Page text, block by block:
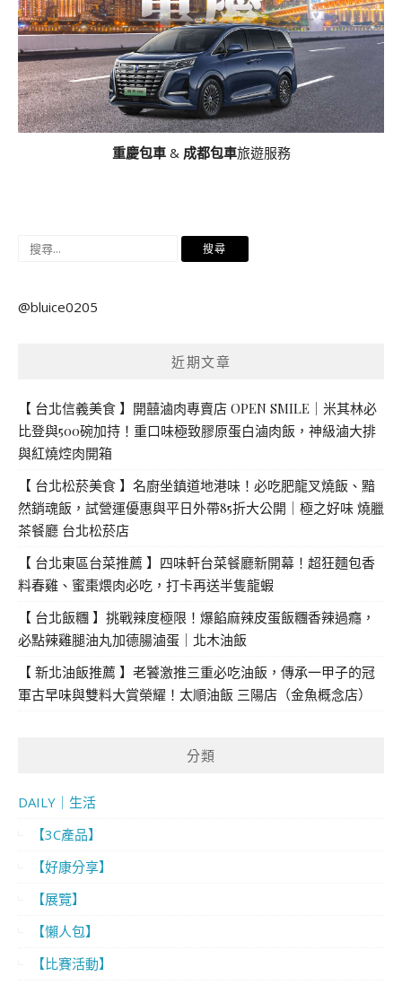
重慶包車& 成都包車旅遊服務
搜
鍵
@bluice0205
近期文章
【 台北信義美食 】開囍滷肉專賣店 OPEN SMILE｜米其林必
比登與500碗加持！重口味極致膠原蛋白滷肉飯，神級滷大排
與紅燒焢肉開箱
【 台北松菸美食 】名廚坐鎮道地港味！必吃肥龍叉燒飯、黯
然銷魂飯，試營運優惠與平日外帶85折大公開｜極之好味 燒臘
茶餐廳 台北松菸店
【 台北東區台菜推薦 】四味軒台菜餐廳新開幕！超狂麵包香
料春雞、蜜棗煨肉必吃，打卡再送半隻龍蝦
【 台北飯糰 】挑戰辣度極限！爆餡麻辣皮蛋飯糰香辣過癮，
必點辣雞腿油丸加德腸滷蛋｜北木油飯
【 新北油飯推薦 】老饕激推三重必吃油飯，傳承一甲子的冠
軍古早味與雙料大賞榮耀！太順油飯 三陽店（金魚概念店）
分類
DAILY｜生活
【3C產品】
【好康分享】
【展覽】
【懶人包】
【比賽活動】